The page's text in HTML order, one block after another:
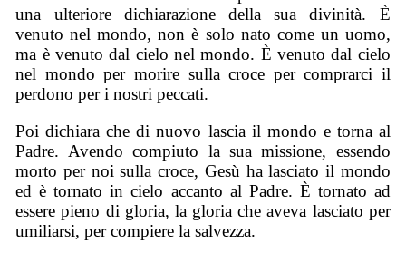
una ulteriore dichiarazione della sua divinità. È
venuto nel mondo, non è solo nato come un uomo,
ma è venuto dal cielo nel mondo. È venuto dal cielo
nel mondo per morire sulla croce per comprarci il
perdono per i nostri peccati.
Poi dichiara che di nuovo lascia il mondo e torna al
Padre. Avendo compiuto la sua missione, essendo
morto per noi sulla croce, Gesù ha lasciato il mondo
ed è tornato in cielo accanto al Padre. È tornato ad
essere pieno di gloria, la gloria che aveva lasciato per
umiliarsi, per compiere la salvezza.